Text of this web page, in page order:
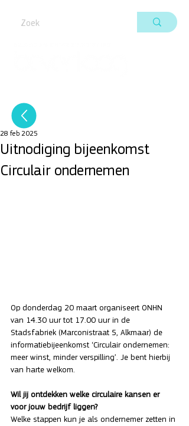
Uitnodiging bijeenkomst
Circulair ondernemen
28 feb 2025
Op donderdag 20 maart organiseert ONHN
van 14.30 uur tot 17.00 uur in de
Stadsfabriek (Marconistraat 5, Alkmaar) de
informatiebijeenkomst ‘Circulair ondernemen:
meer winst, minder verspilling’. Je bent hierbij
van harte welkom.
Wil jij ontdekken welke circulaire kansen er
voor jouw bedrijf liggen?
Welke stappen kun je als ondernemer zetten in